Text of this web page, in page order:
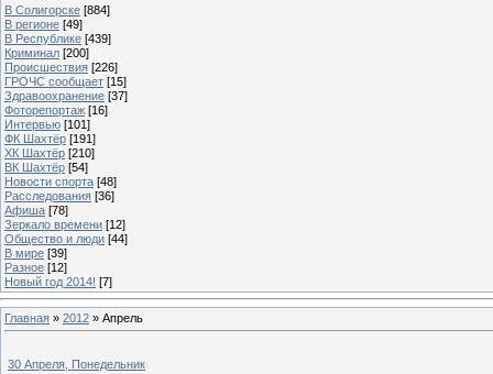
В Солигорске [884]
В регионе [49]
В Республике [439]
Криминал [200]
Происшествия [226]
ГРОЧС сообщает [15]
Здравоохранение [37]
Фоторепортаж [16]
Интервью [101]
ФК Шахтёр [191]
ХК Шахтёр [210]
ВК Шахтёр [54]
Новости спорта [48]
Расследования [36]
Афиша [78]
Зеркало времени [12]
Общество и люди [44]
В мире [39]
Разное [12]
Новый год 2014! [7]
Главная » 2012 » Апрель
30 Апреля, Понедельник